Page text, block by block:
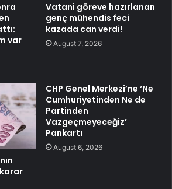
var
Vatani göreve hazırlanan
genç mühendis feci
kazada can verdi!
August 7, 2026
CHP Genel Merkezi’ne ‘Ne
Cumhuriyetinden Ne de
Partinden
Vazgeçmeyeceğiz’
Pankartı
August 6, 2026